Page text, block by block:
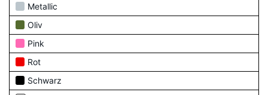
Metallic
Oliv
Pink
Rot
Schwarz